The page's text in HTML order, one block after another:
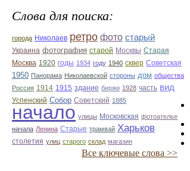
Слова для поиска:
города Николаев ретро фото старый
Украина фотография старой Москвы Старая
Москва 1920 годы 1934 году 1940 сквер Советская
1950 Панорама Николаевской стороны дом общества
Россия 1914 1915 здание биржи 1928 часть вид
Успенский Собор Советский 1885
начало улицы Московская фотоателье
начала Ленина Старые трамвай Харьков
столетия улиц старого склад магазин
Все ключевые слова >>